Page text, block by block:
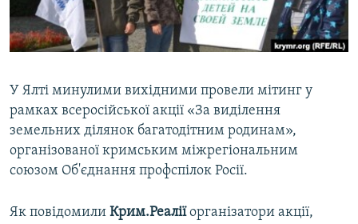
ВІДЕОУРОКИ «ELIFBE»
СВІДЧЕННЯ ОКУПАЦІЇ
ІНФОГРАФІКА
Русский
Qırımtatar
Усі сайти RFE/RL
У Ялті минулими вихідними провели мітинг у
рамках всеросійської акції «За виділення
земельних ділянок багатодітним родинам»,
організованої кримським міжрегіональним
союзом Об'єднання профспілок Росії.
Як повідомили Крим.Реаліїорганізатори акції,